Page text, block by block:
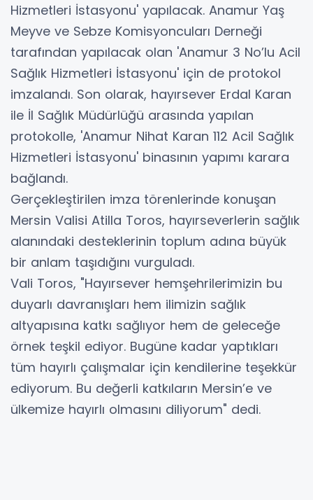
Hizmetleri İstasyonu' yapılacak. Anamur Yaş
Meyve ve Sebze Komisyoncuları Derneği
tarafından yapılacak olan 'Anamur 3 No’lu Acil
Sağlık Hizmetleri İstasyonu' için de protokol
imzalandı. Son olarak, hayırsever Erdal Karan
ile İl Sağlık Müdürlüğü arasında yapılan
protokolle, 'Anamur Nihat Karan 112 Acil Sağlık
Hizmetleri İstasyonu' binasının yapımı karara
bağlandı.
Gerçekleştirilen imza törenlerinde konuşan
Mersin Valisi Atilla Toros, hayırseverlerin sağlık
alanındaki desteklerinin toplum adına büyük
bir anlam taşıdığını vurguladı.
Vali Toros, "Hayırsever hemşehrilerimizin bu
duyarlı davranışları hem ilimizin sağlık
altyapısına katkı sağlıyor hem de geleceğe
örnek teşkil ediyor. Bugüne kadar yaptıkları
tüm hayırlı çalışmalar için kendilerine teşekkür
ediyorum. Bu değerli katkıların Mersin’e ve
ülkemize hayırlı olmasını diliyorum" dedi.